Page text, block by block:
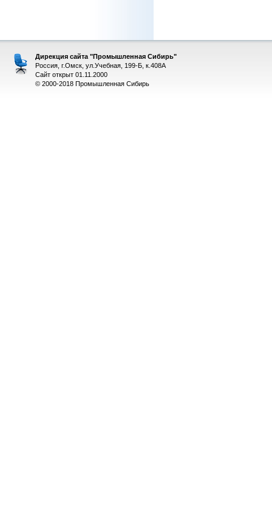
Дирекция сайта "Промышленная Сибирь"
Россия, г.Омск, ул.Учебная, 199-Б, к.408А
Сайт открыт 01.11.2000
© 2000-2018 Промышленная Сибирь